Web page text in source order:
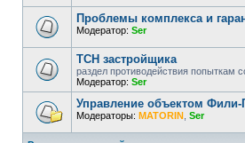
Проблемы комплекса и
Модератор: Ser
ТСН застройщика
раздел противодействия попыткам
Модератор: Ser
Управление объектом Фили-
Модераторы: MATORIN Ser